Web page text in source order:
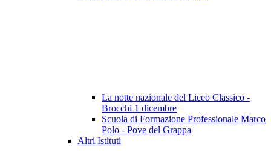
La notte nazionale del Liceo Classico -
Brocchi 1 dicembre
Scuola di Formazione Professionale Marco
Polo - Pove del Grappa
Altri Istituti